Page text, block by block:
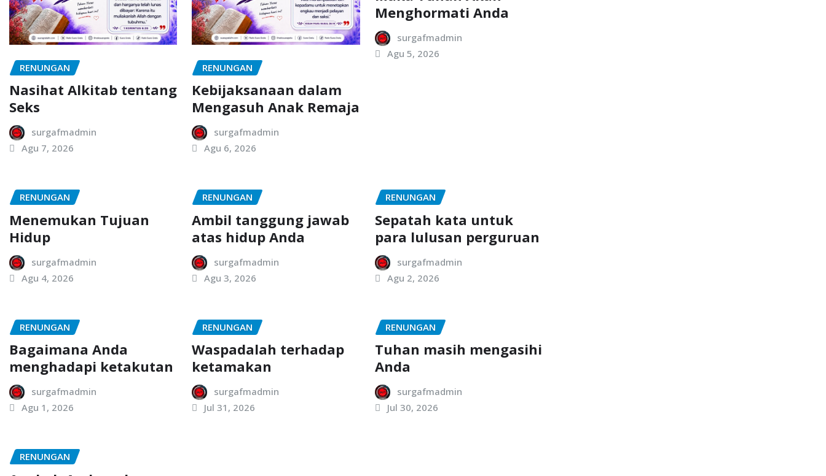
RENUNGAN
Nasihat Alkitab tentang
Seks
surgafmadmin
Agu 7, 2026
RENUNGAN
Kebijaksanaan dalam
Mengasuh Anak Remaja
surgafmadmin
Agu 6, 2026
Menghormati Anda
surgafmadmin
Agu 5, 2026
RENUNGAN
Menemukan Tujuan
Hidup
surgafmadmin
Agu 4, 2026
RENUNGAN
Ambil tanggung jawab
atas hidup Anda
surgafmadmin
Agu 3, 2026
RENUNGAN
Sepatah kata untuk
para lulusan perguruan
surgafmadmin
Agu 2, 2026
RENUNGAN
Bagaimana Anda
menghadapi ketakutan
surgafmadmin
Agu 1, 2026
RENUNGAN
Waspadalah terhadap
ketamakan
surgafmadmin
Jul 31, 2026
RENUNGAN
Tuhan masih mengasihi
Anda
surgafmadmin
Jul 30, 2026
RENUNGAN